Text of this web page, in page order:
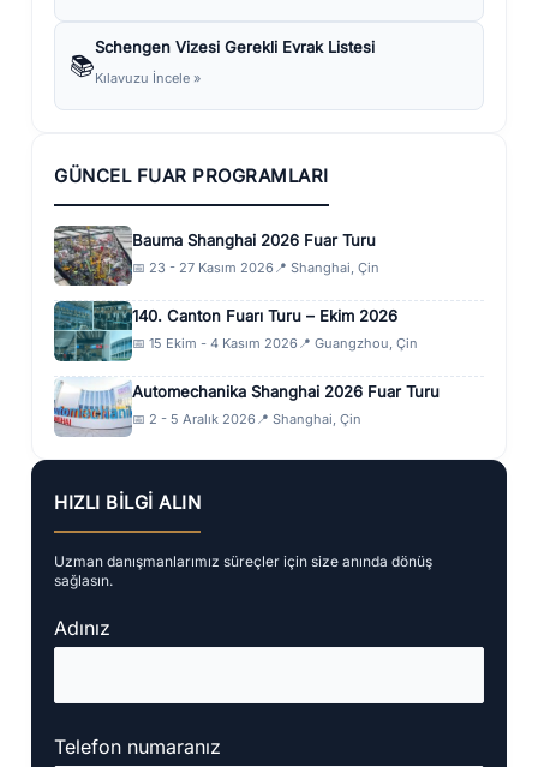
📚
Schengen Vizesi Gerekli Evrak Listesi
Kılavuzu İncele »
GÜNCEL FUAR PROGRAMLARI
Bauma Shanghai 2026 Fuar Turu
📅 23 - 27 Kasım 2026 📍 Shanghai, Çin
140. Canton Fuarı Turu – Ekim 2026
📅 15 Ekim - 4 Kasım 2026 📍 Guangzhou, Çin
Automechanika Shanghai 2026 Fuar Turu
📅 2 - 5 Aralık 2026 📍 Shanghai, Çin
HIZLI BILGI ALIN
Uzman danışmanlarımız süreçler için size anında dönüş
sağlasın.
Adınız
Telefon numaranız